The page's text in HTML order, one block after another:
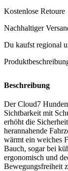
Reflective
Kostenlose Retoure
Nachhaltiger
Du kaufst regional
Beschreibung
Der Cloud7
Sichtbarkeit mit
erhöht die
herannahende
wärmt ein weiches
Bauch, sogar bei
ergonomisch und
Bewegungsfreiheit